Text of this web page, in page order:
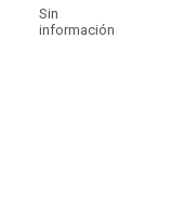
Sin
información